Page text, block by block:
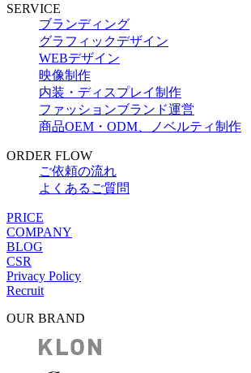
SERVICE
ブランディング
グラフィックデザイン
WEBデザイン
映像制作
内装・ディスプレイ制作
ファッションブランド運営
商品OEM・ODM、ノベルティ制作
ORDER FLOW
ご依頼の流れ
よくあるご質問
PRICE
COMPANY
BLOG
CSR
Privacy Policy
Recruit
OUR BRAND